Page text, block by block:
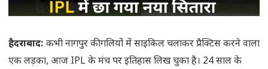
हैदराबाद: कभी नागपुर की गलियों में साइकिल चलाकर प्रैक्टिस करने वाला
एक लड़का, आज IPL के मंच पर इतिहास लिख चुका है। 24 साल के